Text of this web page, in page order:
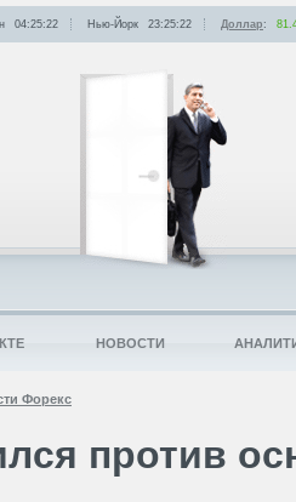
Форекс
против
04:25:22 Нью-Йорк 23:25:22 Доллар:
НОВОСТИ